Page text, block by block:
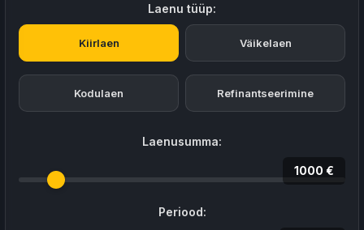
Laenu tüüp:
Kiirlaen Väikelaen
Kodulaen Refinantseerimine
Laenusumma:
1000 €
Periood: